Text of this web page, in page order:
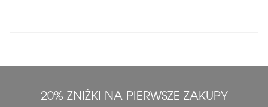
20% ZNIŻKI NA PIERWSZE ZAKUPY